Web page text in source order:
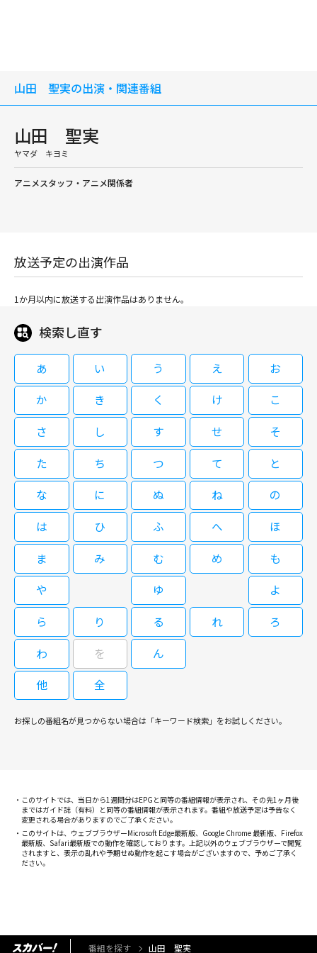
山田 聖実の出演・関連番組
山田 聖実
ヤマダ キヨミ
アニメスタッフ・アニメ関係者
放送予定の出演作品
1か月以内に放送する出演作品はありません。
検索し直す
あ い う え
お
か
き く け
こ
さ
し す せ
そ
た
ち つ て
と
な
に ぬ ね
の
は
ひ ふ へ
ほ
ま
み む め
も
や
ゆ
よ
ら
り る れ
ろ
わ
を
ん
他
全
お探しの番組名が見つからない場合は「キーワード検索」をお試しください。
このサイトでは、当日から1週間分はEPGと同等の番組情報が表示され、その先1ヶ月後
まではガイド誌（有料）と同等の番組情報が表示されます。番組や放送予定は予告なく
変更される場合がありますのでご了承ください。
このサイトは、ウェブブラウザーMicrosoft Edge最新版、Google Chrome 最新版、Firefox
最新版、Safari最新版での動作を確認しております。上記以外のウェブブラウザーで閲覧
されますと、表示の乱れや予期せぬ動作を起こす場合がございますので、予めご了承く
ださい。
番組を探す 山田 聖実